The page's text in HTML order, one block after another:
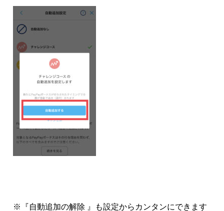
※『自動追加の解除 』も設定からカンタンにできます